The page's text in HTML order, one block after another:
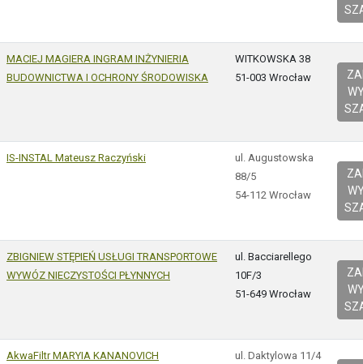
MACIEJ MAGIERA INGRAM INŻYNIERIA
BUDOWNICTWA I OCHRONY ŚRODOWISKA
WITKOWSKA 38
51-003 Wrocław
IS-INSTAL Mateusz Raczyński
ul. Augustowska
88/5
54-112 Wrocław
ZBIGNIEW STĘPIEŃ USŁUGI TRANSPORTOWE
WYWÓZ NIECZYSTOŚCI PŁYNNYCH
ul. Bacciarellego
10F/3
51-649 Wrocław
AkwaFiltr MARYIA KANANOVICH
ul. Daktylowa 11/4